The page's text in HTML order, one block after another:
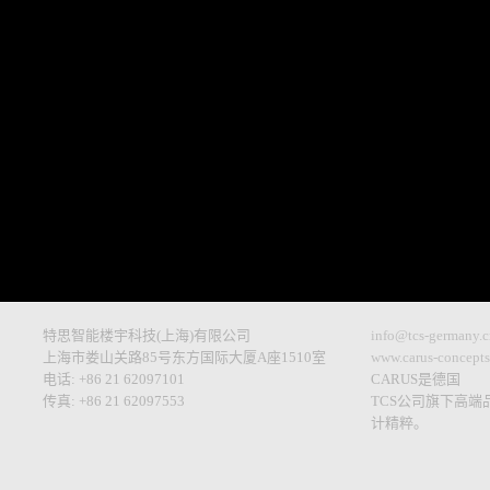
特思智能楼宇科技(上海)有限公司
上海市娄山关路85号东方国际大厦A座1510室
电话: +86 21 62097101
传真: +86 21 62097553
info@tcs-
www.carus-
CARUS是德国
TCS公司旗下高端
计精粹。